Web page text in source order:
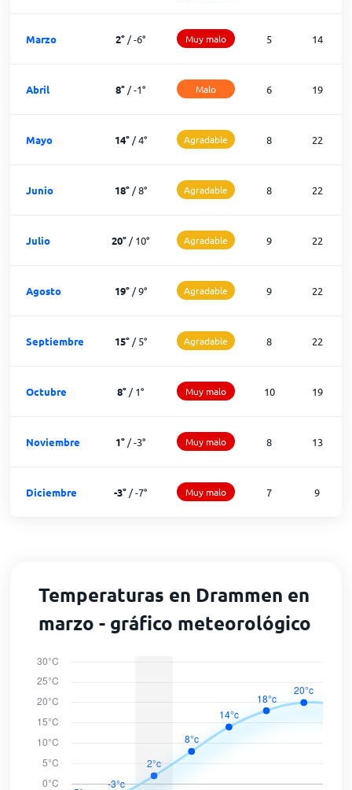
Marzo 2° /-6° Muy malo 5 14
Abril 8° /-1° Malo 6 19
Mayo 14°/4° Agradable 8 22
Junio 18°/8° Agradable 8 22
Julio 20° /10° Agradable 9 22
Agosto 19°/9° Agradable 9 22
Septiembre 15°/5° Agradable 8 22
Octubre 8° /1° Muy malo 10 19
Noviembre 1° /-3° Muy malo 8 13
Diciembre -3° /-7° Muy malo 7 9
Temperaturas en Drammen en
marzo - gráfico meteorológico